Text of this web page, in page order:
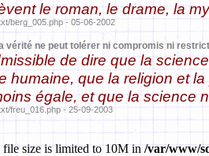
le roman, le drame, la
berg_005.php - 05-06-2002
vérité ne peut tolérer ni compromis ni
de dire que la
humaine, que la religion et
égale, et que la science
freu_016.php - 25-09-2003
file size is limited to 10M in /var/www/